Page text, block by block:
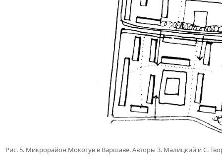
Рис. 5. Микрорайон Мокотув в Варшаве. Авторы 3. Малицкий и С.